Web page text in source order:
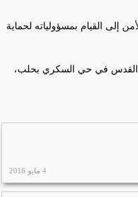
القيام بمسؤولياته لحماية
القدس في حي السكري بحلب،
4 مايو 2016